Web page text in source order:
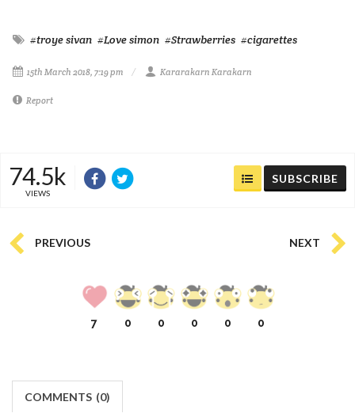
#troye sivan #Love simon #Strawberries #cigarettes
15th March 2018, 7:19 pm Kararakarn Karakarn
Report
74.5k
VIEWS
SUBSCRIBE
PREVIOUS NEXT
7 0 0 0 0 0
COMMENTS (0)